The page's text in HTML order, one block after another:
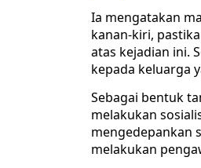
Ia mengatakan
kanan-kiri,
atas kejadian ini.
kepada keluarga
Sebagai bentuk
melakukan
mengedepankan
melakukan